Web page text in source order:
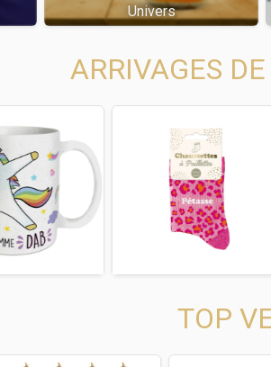
Univers
ARRIVAGES
Previous Next Previous
TOP